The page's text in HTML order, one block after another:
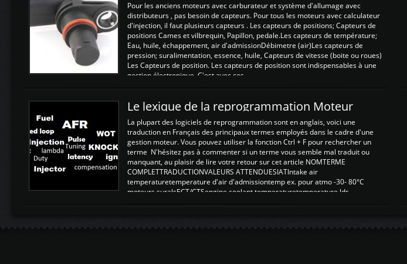
Pour les anciens moteurs avec carburateur et système d'allumage avec
distributeurs , pas besoin de capteurs. Pour tous les moteurs avec calculateur
d'injection, il faut plusieurs capteurs . Les capteurs de positions; Capteurs de
positions Cames et vilbrequin, Papillon, pedale.Les capteurs de température;
Eau, huile, échappement, air d'admissionDébimetre (air)Les capteurs de
pression; suralimentation, essence, huile, Capteurs de vitesse (boite ou roues)
Les Capteurs de position. Les capteurs de position sont indispensables à une
gestion électronique. C'est avec ces ...
Le lexique de la reprogrammation Moteur
La plupart des logiciels de reprogrammation sont en anglais, voici une
traduction en Français des principaux termes employés dans le cadre d'une
gestion moteur. Vous pouvez utiliser la fonction Ctrl + F pour rechercher un
terme N'hésitez pas à commenter si un terme vous semble mal traduit ou
manquant, au plaisir de lire votre retour sur cet article NOMTERME
COMPLETTRADUCTIONVALEURS ATTENDUESIATIntake air
temperaturetemperature d'air d'admissiontemp ex. pour atmo -30- 80°C
moteurs suralsECT/CTSengine coolant temperaturetemperature ldr